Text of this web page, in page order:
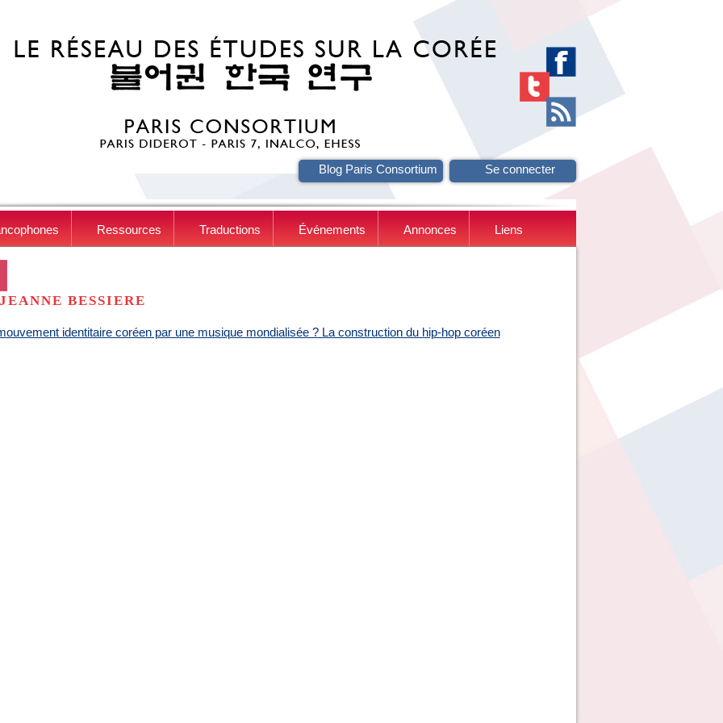
Blog Paris Consortium Se connecter
Ressources Traductions Événements Annonces Liens
JEANNE BESSIERE
identitaire coréen par une musique mondialisée ? La construction du hip-hop coréen